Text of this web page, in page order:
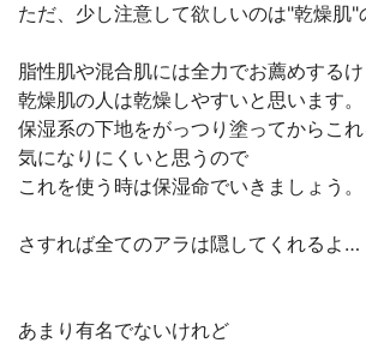
ただ、少し注意して欲しいのは"乾燥肌"
脂性肌や混合肌には全力でお薦めするけ
乾燥肌の人は乾燥しやすいと思います。
保湿系の下地をがっつり塗ってからこ
気になりにくいと思うので
これを使う時は保湿命でいきましょう。
さすれば全てのアラは隠してくれるよ…
あまり有名でないけれど